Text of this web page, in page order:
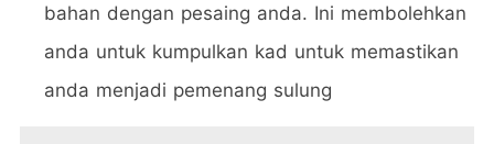
bahan dengan pesaing anda. Ini membolehkan
anda untuk kumpulkan kad untuk memastikan
anda menjadi pemenang sulung